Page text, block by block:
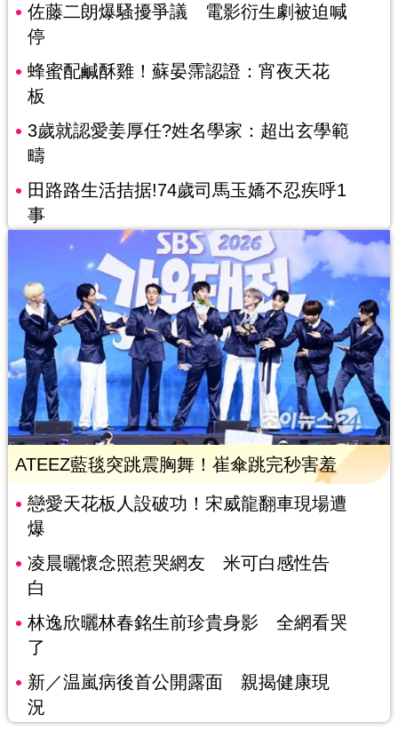
佐藤二朗爆騷擾爭議 電影衍生劇被迫喊
停
蜂蜜配鹹酥雞！蘇晏霈認證：宵夜天花
板
3歲就認愛姜厚任?姓名學家：超出玄學範
疇
田路路生活拮据!74歲司馬玉嬌不忍疾呼1
事
ATEEZ藍毯突跳震胸舞！崔傘跳完秒害羞
戀愛天花板人設破功！宋威龍翻車現場遭
爆
凌晨曬懷念照惹哭網友 米可白感性告
白
林逸欣曬林春銘生前珍貴身影 全網看哭
了
新／温嵐病後首公開露面 親揭健康現
況